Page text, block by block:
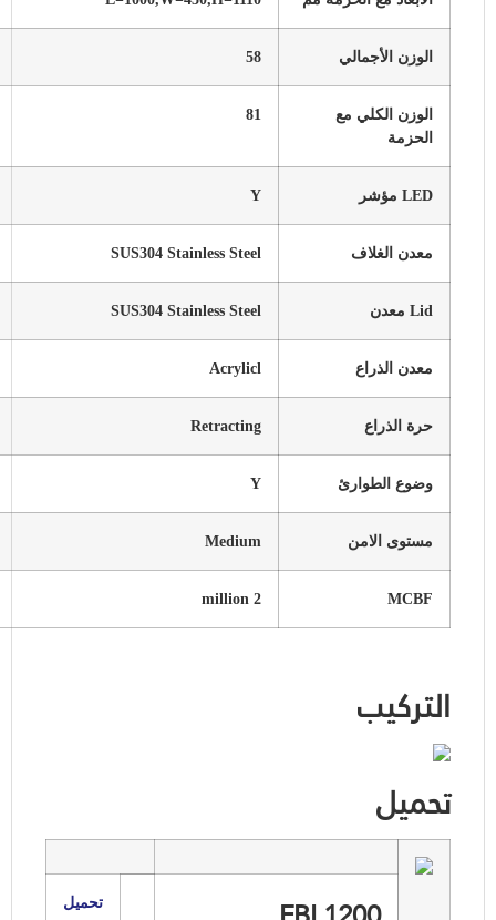
الوزن الأجمالي
الوزن الكلي مع
الحزمة
LED مؤشر
معدن الغلاف SUS304 Stainless Steel
Lid معدن SUS304 Stainless Steel
معدن الذراع Acrylicl
حرة الذراع Retracting
وضوع الطوارئ
مستوى الامن Medium
MCBF
التركيب
تحميل
تحميل